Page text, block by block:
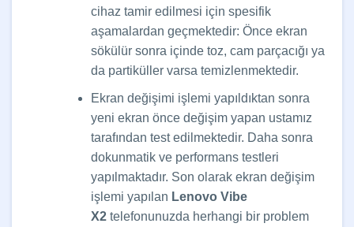
cihaz tamir edilmesi için spesifik
aşamalardan geçmektedir: Önce ekran
sökülür sonra içinde toz, cam parçacığı ya
da partiküller varsa temizlenmektedir.
Ekran değişimi işlemi yapıldıktan sonra
yeni ekran önce değişim yapan ustamız
tarafından test edilmektedir. Daha sonra
dokunmatik ve performans testleri
yapılmaktadır. Son olarak ekran değişim
işlemi yapılan Lenovo Vibe
X2telefonunuzda herhangi bir problem